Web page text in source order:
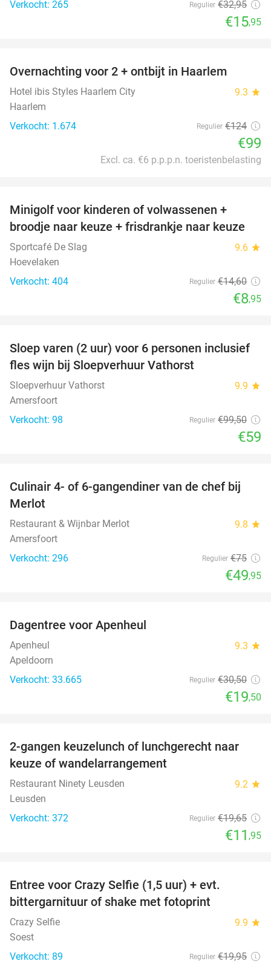
Verkocht: 265 Regulier €32,95
€15,95
Overnachting voor 2 + ontbijt in Haarlem
Hotel ibis Styles Haarlem City 9.3 star
Haarlem
Verkocht: 1.674
Regulier €124
€99
Excl. ca. €6 p.p.p.n. toeristenbelasting
Minigolf voor kinderen of volwassenen +
broodje naar keuze + frisdrankje naar keuze
Sportcafé De Slag 9.6 star
Hoevelaken
Verkocht: 404
Regulier €14,60
€8,95
41%
Sloep varen (2 uur) voor 6 personen inclusief
fles wijn bij Sloepverhuur Vathorst
Sloepverhuur Vathorst 9.9 star
Amersfoort
Verkocht: 98
Regulier €99,50
€59
33%
Culinair 4- of 6-gangendiner van de chef bij
Merlot
Restaurant & Wijnbar Merlot 9.8 star
Amersfoort
Verkocht: 296
Regulier €75
€49,95
Dagentree voor Apenheul
Apenheul 9.3 star
Apeldoorn
Verkocht: 33.665
Regulier €30,50
€19,50
39%
2-gangen keuzelunch of lunchgerecht naar
keuze of wandelarrangement
Restaurant Ninety Leusden 9.2 star
Leusden
Verkocht: 372
Regulier €19,65
€11 ,95
Entree voor Crazy Selfie (1,5 uur) + evt.
bittergarnituur of shake met fotoprint
Crazy Selfie 9.9 star
Soest
Verkocht: 89
Regulier €19,95